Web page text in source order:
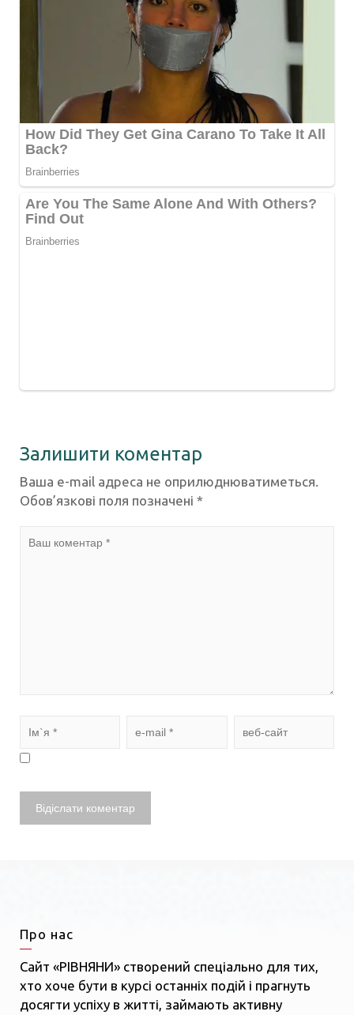
Залишити коментар
Ваша e-mail адреса не оприлюднюватиметься.
Обов’язкові поля позначені *
Про нас
Сайт «РІВНЯНИ» створений спеціально для тих,
хто хоче бути в курсі останніх подій і прагнуть
досягти успіху в житті, займають активну